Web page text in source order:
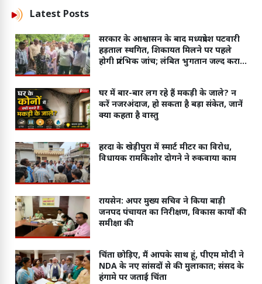
Latest Posts
सरकार के आश्वासन के बाद मध्यप्रदेश पटवारी
हड़ताल स्थगित, शिकायत मिलने पर पहले
होगी प्रारंभिक जांच; लंबित भुगतान जल्द कराने
घर में बार-बार लग रहे हैं मकड़ी के जाले? न
करें नजरअंदाज, हो सकता है बड़ा संकेत, जानें
क्या कहता है वास्तु
हरदा के खेड़ीपुरा में स्मार्ट मीटर का विरोध,
विधायक रामकिशोर दोगने ने रुकवाया काम
रायसेन: अपर मुख्य सचिव ने किया बाड़ी
जनपद पंचायत का निरीक्षण, विकास कार्यों की
समीक्षा की
चिंता छोड़िए, मैं आपके साथ हूं, पीएम मोदी ने
NDA के नए सांसदों से की मुलाकात; संसद के
हंगामे पर जताई चिंता